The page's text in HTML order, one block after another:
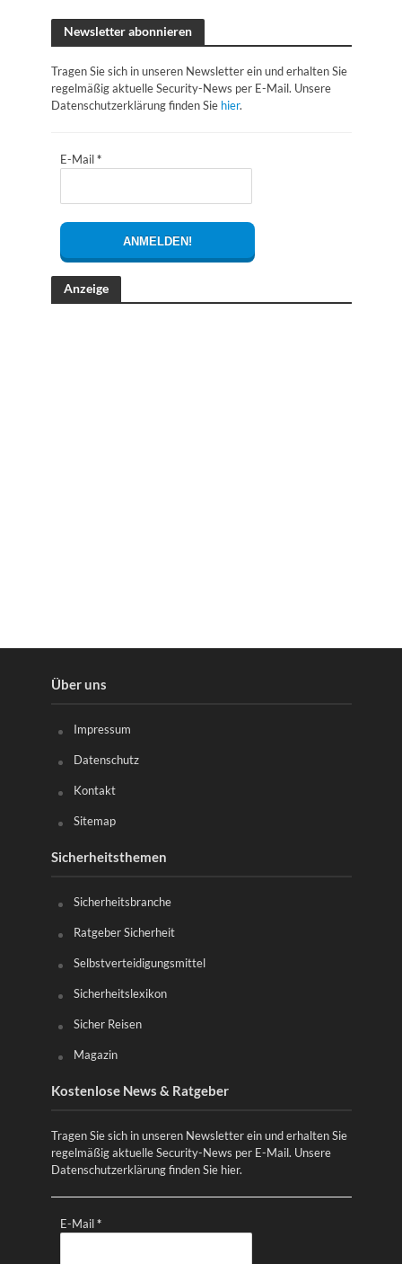
Newsletter abonnieren
Tragen Sie sich in unseren Newsletter ein und erhalten Sie
regelmäßig aktuelle Security-News per E-Mail. Unsere
Datenschutzerklärung finden Sie hier.
E-Mail*
Anzeige
Über uns
Impressum
Datenschutz
Kontakt
Sitemap
Sicherheitsthemen
Sicherheitsbranche
Ratgeber Sicherheit
Selbstverteidigungsmittel
Sicherheitslexikon
Sicher Reisen
Magazin
Kostenlose News & Ratgeber
Tragen Sie sich in unseren Newsletter ein und erhalten Sie
regelmäßig aktuelle Security-News per E-Mail. Unsere
Datenschutzerklärung finden Sie hier.
E-Mail*